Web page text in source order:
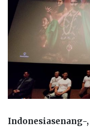
Indonesiasenang-,